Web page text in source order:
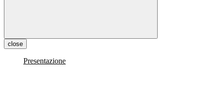
close
Presentazione